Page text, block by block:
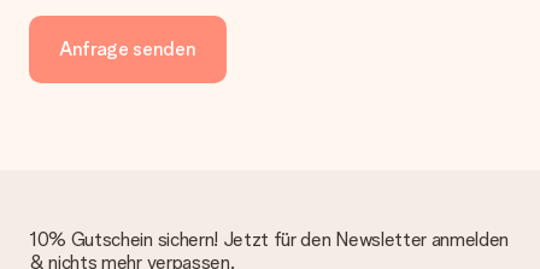
Anfrage senden
10% Gutschein sichern! Jetzt für den Newsletter anmelden
& nichts mehr verpassen.